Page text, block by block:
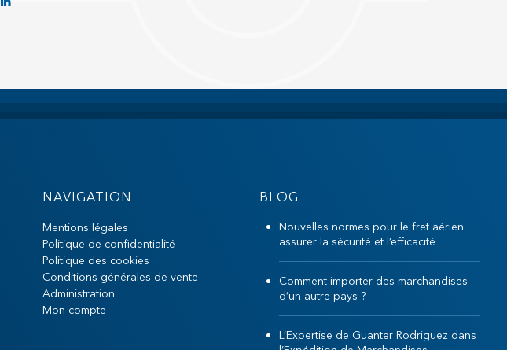
NAVIGATION
Mentions légales
Politique de confidentialité
Politique des cookies
Conditions générales de vente
Administration
Mon compte
BLOG
Nouvelles normes pour le fret aérien :
assurer la sécurité et l’efficacité
Comment importer des marchandises
d’un autre pays ?
L’Expertise de Guanter Rodriguez dans